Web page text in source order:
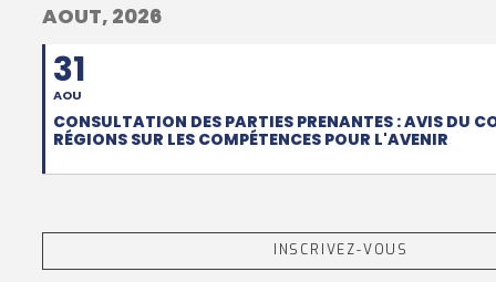
AOUT, 2026
31
AOU
CONSULTATION DES PARTIES PRENANTES : AVIS DU
RÉGIONS SUR LES COMPÉTENCES POUR L'AVENIR
INSCRIVEZ-VOUS